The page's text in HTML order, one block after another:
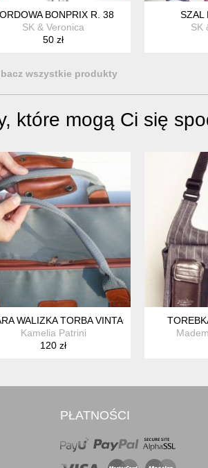
BONPRIX R. 38
SK & Veronica
50 zł
SZAL
SK
wszystkie produkty
które mogą Ci się
WALIZKA TORBA VINTAGE
Kamelia Patrini
120 zł
PŁATNOŚCI